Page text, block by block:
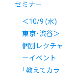
セミナー
＜10/9 (水)
東京・渋谷＞
個別レクチャ
ーイベント
「教えてカラ